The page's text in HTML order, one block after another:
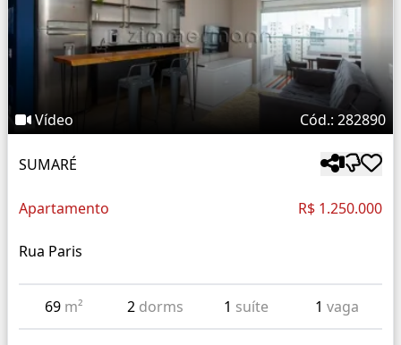
Vídeo Cód.: 282890
SUMARÉ
Apartamento R$ 1.250.000
Rua Paris
69 m² 2 dorms 1 suíte 1 vaga